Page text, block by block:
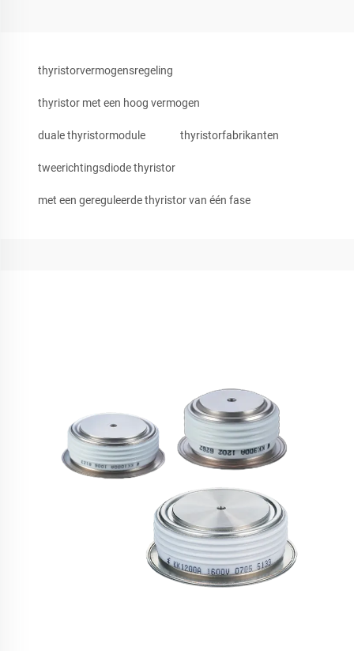
thyristorvermogensregeling
thyristor met een hoog vermogen
duale thyristormodule thyristorfabrikanten
tweerichtingsdiode thyristor
met een gereguleerde thyristor van één fase